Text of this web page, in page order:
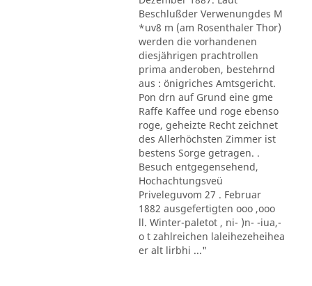
Beschlußder Verwenungdes M
*uv8 m (am Rosenthaler Thor)
werden die vorhandenen
diesjährigen prachtrollen
prima anderoben, bestehrnd
aus : önigriches Amtsgericht.
Pon drn auf Grund eine gme
Raffe Kaffee und roge ebenso
roge, geheizte Recht zeichnet
des Allerhöchsten Zimmer ist
bestens Sorge getragen. .
Besuch entgegensehend,
Hochachtungsveü
Priveleguvom 27 . Februar
1882 ausgefertigten ooo ,ooo
ll. Winter-paletot , ni- )n- -iua,-
o t zahlreichen laleihezeheihea
er alt lirbhi ..."